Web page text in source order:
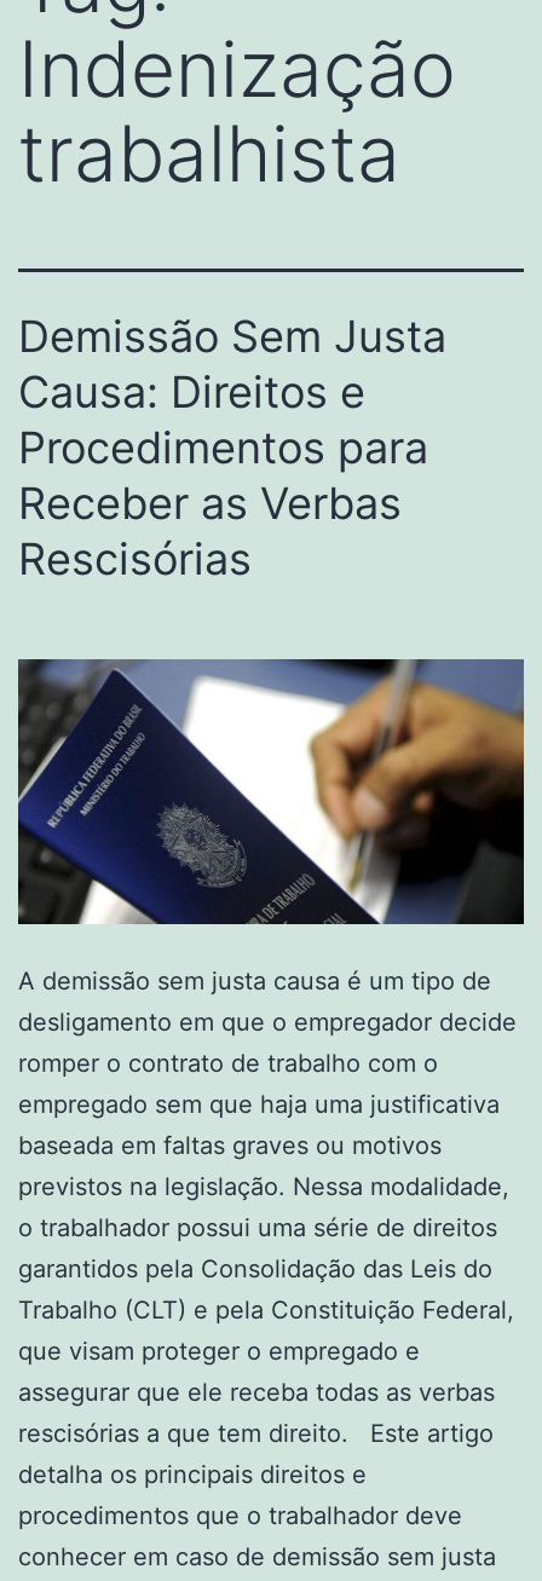
Indenização
trabalhista
Demissão Sem Justa
Causa: Direitos e
Procedimentos para
Receber as Verbas
Rescisórias
A demissão sem justa causa é um tipo de
desligamento em que o empregador decide
romper o contrato de trabalho com o
empregado sem que haja uma justificativa
baseada em faltas graves ou motivos
previstos na legislação. Nessa modalidade,
o trabalhador possui uma série de direitos
garantidos pela Consolidação das Leis do
Trabalho (CLT) e pela Constituição Federal,
que visam proteger o empregado e
assegurar que ele receba todas as verbas
rescisórias a que tem direito. Este artigo
detalha os principais direitos e
procedimentos que o trabalhador deve
conhecer em caso de demissão sem justa